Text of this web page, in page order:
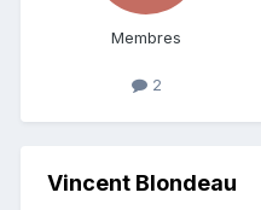
Membres
2
Vincent Blondeau